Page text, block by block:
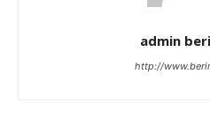
admin
http://